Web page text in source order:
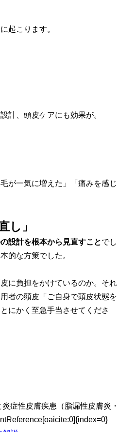
に起こります。
計、頭皮ケアにも効果が。
が一気に増えた」「痛みを感じ
し」
設計を根本から見直すことでし
的な方策でした。
に負担をかけているのか。それ
者の頭皮「ご自身で頭皮状態を
にかく至急手当させてくださ
症性皮膚疾患（脂漏性皮膚炎・